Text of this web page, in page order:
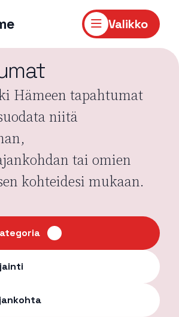
Valikko
Hämeen tapahtumat
niitä
tai omien
kohteidesi mukaan.